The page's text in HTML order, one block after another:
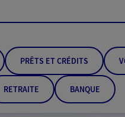
PRÊTS ET CRÉDITS
RETRAITE BANQUE